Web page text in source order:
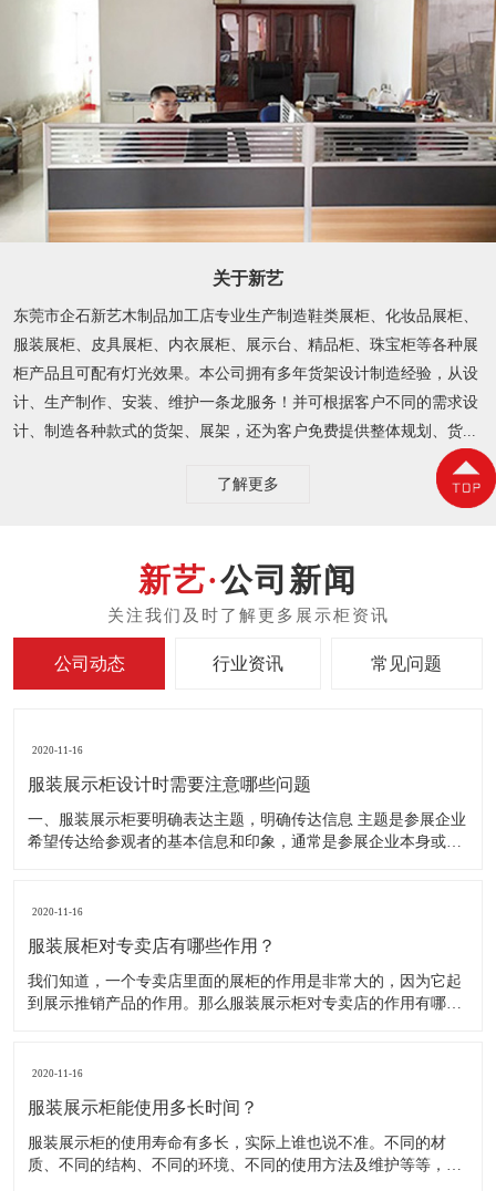
关于新艺
东莞市企石新艺木制品加工店专业生产制造鞋类展柜、化妆品展柜、
服装展柜、皮具展柜、内衣展柜、展示台、精品柜、珠宝柜等各种展
柜产品且可配有灯光效果。本公司拥有多年货架设计制造经验，从设
计、生产制作、安装、维护一条龙服务！并可根据客户不同的需求设
计、制造各种款式的货架、展架，还为客户免费提供整体规划、货...
了解更多
公司新闻
公司动态 行业资讯 常见问题
2020-11-16
服装展示柜设计时需要注意哪些问题
一、服装展示柜要明确表达主题，明确传达信息 主题是参展企业
希望传达给参观者的基本信息和印象，通常是参展企业本身或产
2020-11-16
服装展柜对专卖店有哪些作用？
我们知道，一个专卖店里面的展柜的作用是非常大的，因为它起
到展示推销产品的作用。那么服装展示柜对专卖店的作用有哪些
陈列展示商品。把商品的风采展现在消费者面前，使消费者对商
2020-11-16
服装展示柜能使用多长时间？
服装展示柜的使用寿命有多长，实际上谁也说不准。不同的材
质、不同的结构、不同的环境、不同的使用方法及维护等等，都